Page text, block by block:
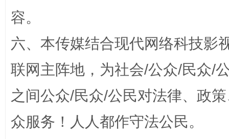
招工难、用工荒背后
容。
六、本传媒结合现代网络科技影
联网主阵地，为社会/公众/民众/
之间公众/民众/公民对法律、政
众服务！人人都作守法公民。